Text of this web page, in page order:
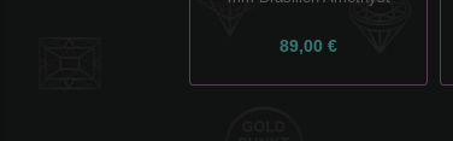
89,00 €